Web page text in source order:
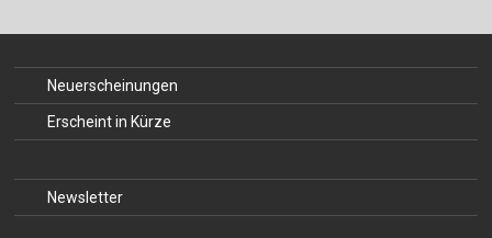
Neuerscheinungen
Erscheint in Kürze
Newsletter